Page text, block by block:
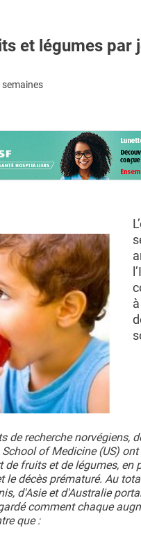
et légumes par
semaines
de recherche norvégiens,
of Medicine (US)
fruits et de légumes,
le décès prématuré. Au
d'Asie et d'Australie
comment chaque
que :